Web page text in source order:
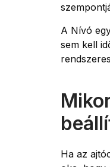
A Nívó
sem kell
Ha az